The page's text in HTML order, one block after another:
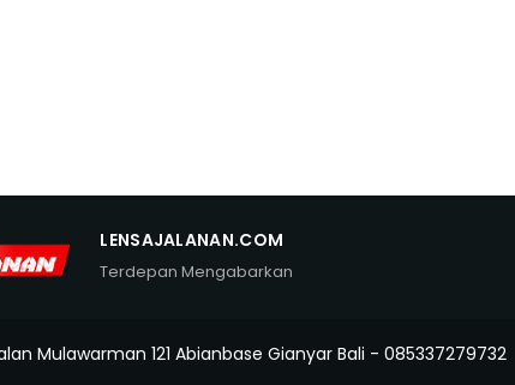
LENSAJALANAN.COM
Terdepan Mengabarkan
Mulawarman 121 Abianbase Gianyar Bali - 085337279732